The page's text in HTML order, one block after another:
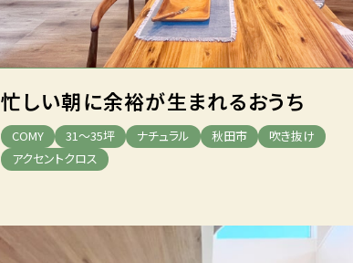
忙しい朝に余裕が生まれるおうち
COMY 31～35坪 ナチュラル 秋田市
吹き抜け
アクセントクロス